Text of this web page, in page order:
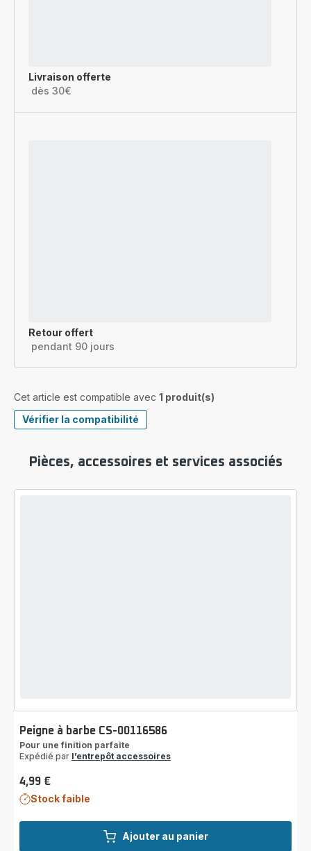
Livraison offerte
dès 30€
Retour offert
pendant 90 jours
Cet article est compatible avec 1 produit(s)
Vérifier la compatibilité
Pièces, accessoires et services associés
Ajouter au panier
Peigne à barbe CS-00116586
Pour une finition parfaite
Expédié par l’entrepôt accessoires
Prix
4,99 €
Stock faible